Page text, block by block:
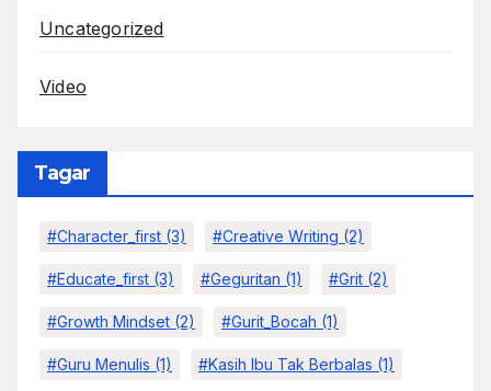
Uncategorized
Video
Tagar
#character_first (3) #Creative Writing (2)
#educate_first (3) #Geguritan (1) #grit (2)
#growth Mindset (2) #Gurit_Bocah (1)
#Guru Menulis (1) #kasih Ibu Tak Berbalas (1)